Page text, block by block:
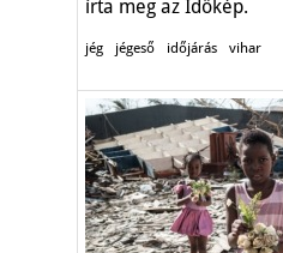
írta meg az Időkép.
jég jégeső időjárás vihar